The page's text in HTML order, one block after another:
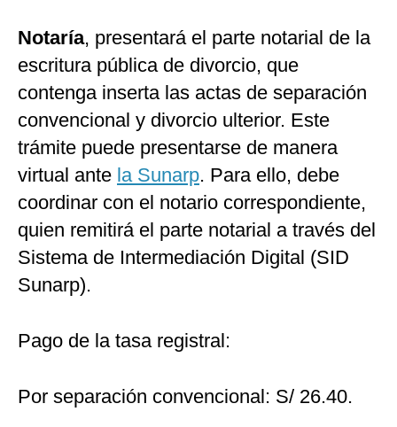
Notaría, presentará el parte notarial de la
escritura pública de divorcio, que
contenga inserta las actas de separación
convencional y divorcio ulterior. Este
trámite puede presentarse de manera
virtual ante la Sunarp. Para ello, debe
coordinar con el notario correspondiente,
quien remitirá el parte notarial a través del
Sistema de Intermediación Digital (SID
Sunarp).
Pago de la tasa registral:
Por separación convencional: S/ 26.40.